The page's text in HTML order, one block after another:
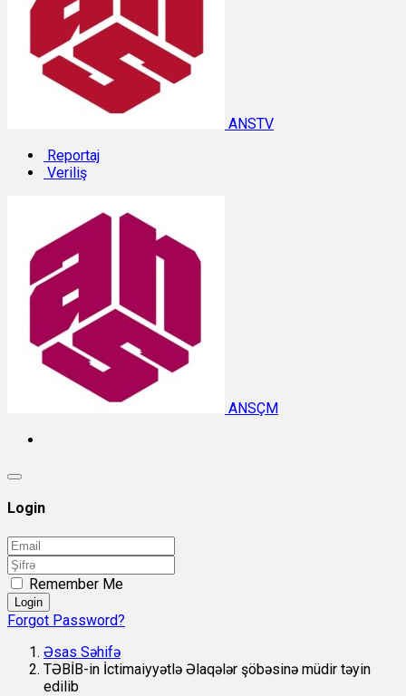
ANSTV
Reportaj
Veriliş
ANSÇM
Login
Remember Me
Login
Forgot Password?
Əsas Səhifə
TƏBİB-in İctimaiyyətlə Əlaqələr şöbəsinə müdir təyin
edilib